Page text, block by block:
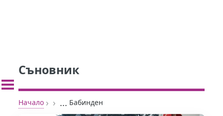
Съновник
Начало › › ... Бабинден